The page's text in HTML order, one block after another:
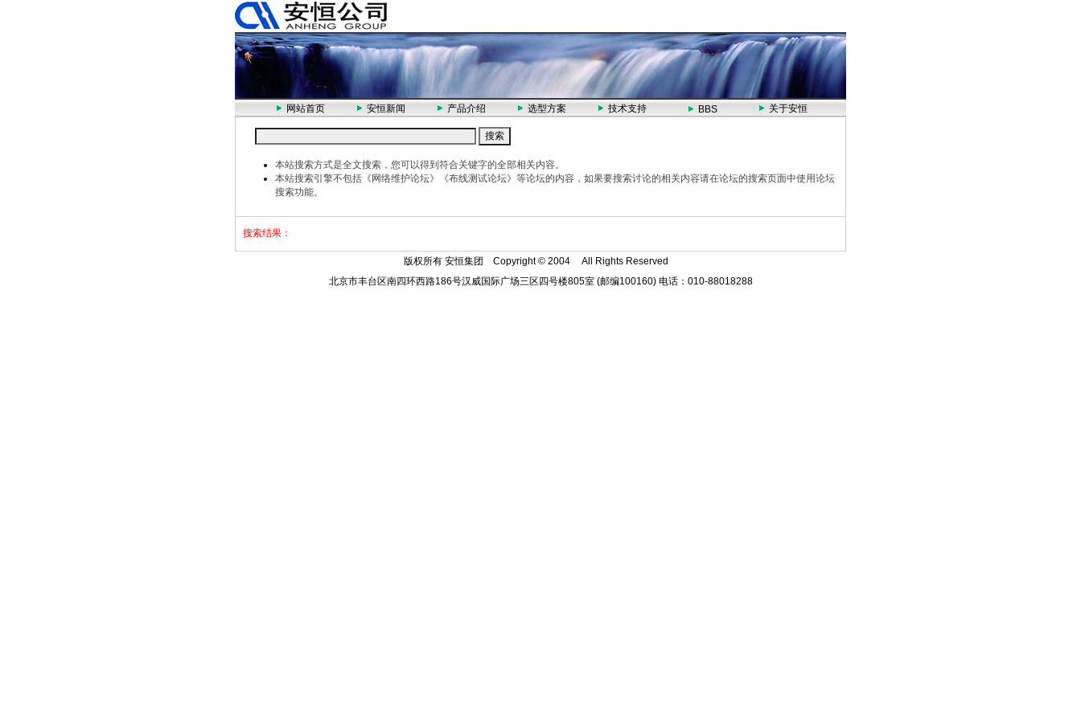
网站首页 安恒新闻 产品介绍 选型方案 技术支持 BBS 关于安恒
本站搜索方式是全文搜索，您可以得到符合关键字的全部相关内容。
本站搜索引擎不包括《网络维护论坛》《布线测试论坛》等论坛的内容，如果要搜索讨论的相关内容请在论坛的搜索页面中使用论坛
搜索功能。
搜索结果：
版权所有 安恒集团 Copyright © 2004
All Rights Reserved
北京市丰台区南四环西路186号汉威国际广场三区四号楼805室 (邮编100160) 电话：010-88018288